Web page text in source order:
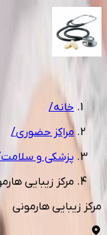
1/6
خانه/
مراکز حضوری/
پزشکی و سلامت
مرکز زیبایی
مرکز زیبایی هارمونی